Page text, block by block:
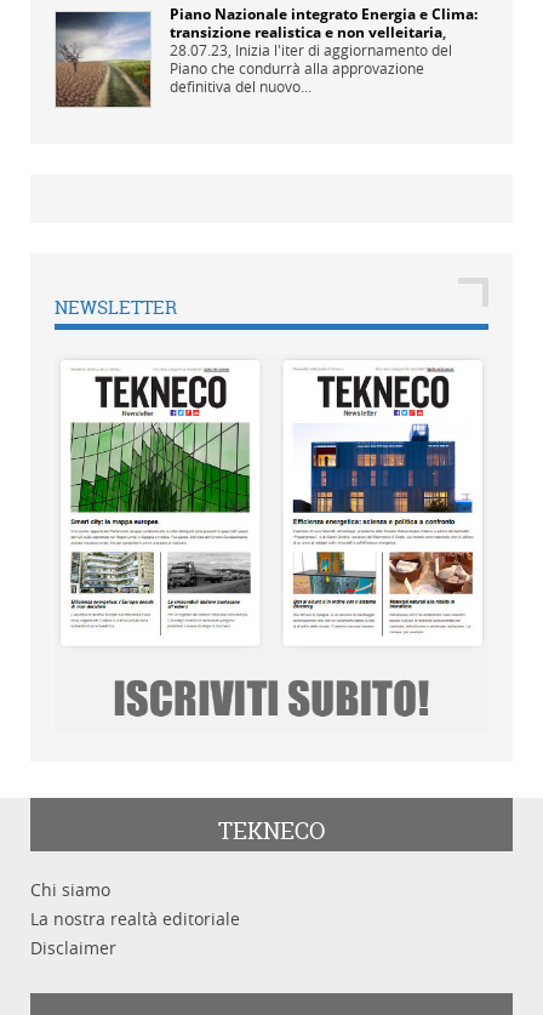
Piano Nazionale integrato Energia e Clima:
transizione realistica e non velleitaria,
28.07.23, Inizia l'iter di aggiornamento del
Piano che condurrà alla approvazione
definitiva del nuovo...
NEWSLETTER
TEKNECO
Chi siamo
La nostra realtà editoriale
Disclaimer